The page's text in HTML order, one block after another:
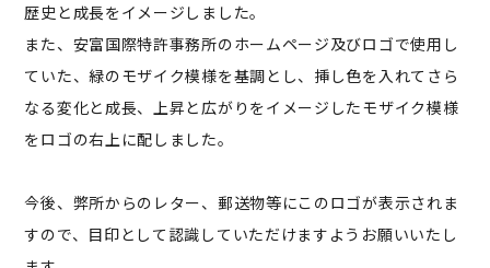
歴史と成長をイメージしました。
また、安富国際特許事務所のホームページ及びロゴで使用し
ていた、緑のモザイク模様を基調とし、挿し色を入れてさら
なる変化と成長、上昇と広がりをイメージしたモザイク模様
をロゴの右上に配しました。
今後、弊所からのレター、郵送物等にこのロゴが表示されま
すので、目印として認識していただけますようお願いいたし